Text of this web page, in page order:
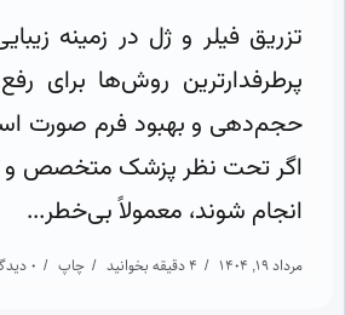
تزریق فیلر و ژل در زمینه
پرطرفدارترین روش‌ها برای
حجم‌دهی و بهبود فرم صورت
اگر تحت نظر پزشک متخصص و با
انجام شوند، معمولاً بی‌خطر...
مرداد 19, 1404 4 دقیقه بخوانید چاپ 0 دیدگاه ها